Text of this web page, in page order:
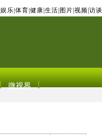
娱乐 体育 健康 生活 图片 视频 访谈
微视界